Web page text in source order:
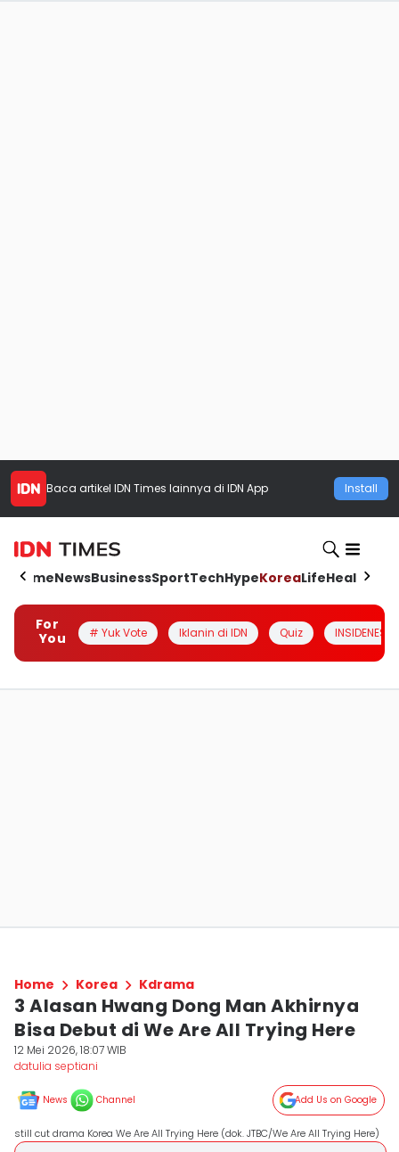
Baca artikel IDN Times lainnya di IDN App Install
HomeNewsBusinessSportTechHypeKoreaLifeHealth
For
You
# Yuk Vote Iklanin di IDN Quiz INSIDENESIA
Home Korea Kdrama
3 Alasan Hwang Dong Man Akhirnya
Bisa Debut di We Are All Trying Here
12 Mei 2026, 18:07 WIB
datulia septiani
News Channel Add Us on Google
still cut drama Korea We Are All Trying Here (dok. JTBC/We Are All Trying Here)